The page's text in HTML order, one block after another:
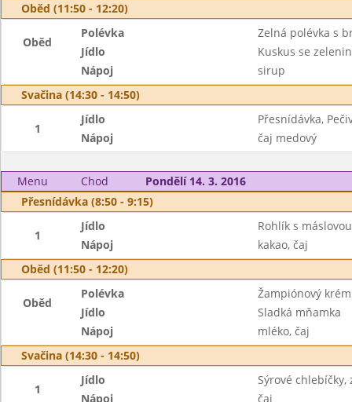
Oběd (11:50 - 12:20)
Oběd
Polévka
Zelná polévka s
Jídlo
Kuskus se
Nápoj
sirup
Svačina (14:30 - 14:50)
1
Jídlo
Přesnídávka,
Nápoj
čaj medový
Menu Chod
Pondělí 14. 3. 2016
Přesnídávka (8:50 - 9:15)
1
Jídlo
Rohlík s
Nápoj
kakao, čaj
Oběd (11:50 - 12:20)
Oběd
Polévka
Žampiónový
Jídlo
Sladká mňamka
Nápoj
mléko, čaj
Svačina (14:30 - 14:50)
1
Jídlo
Sýrové chlebíčky,
Nápoj
čaj